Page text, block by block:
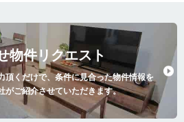
物件リクエスト
頂くだけで、条件に見合った物件情報を
がご紹介させていただきます。